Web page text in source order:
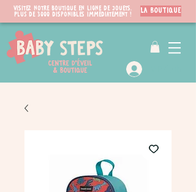
Visitez notre boutique en ligne de jouets.
PLUS de 3000 disponibles immédiatement !
LA BOUTIQUE